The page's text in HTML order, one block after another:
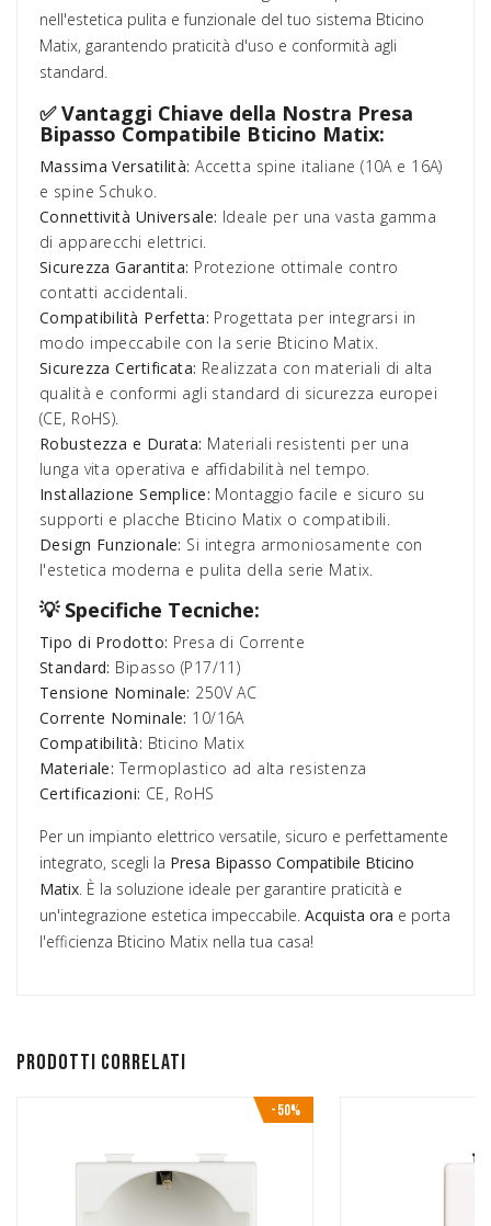
nell'estetica pulita e funzionale del tuo sistema Bticino
Matix, garantendo praticità d'uso e conformità agli
standard.
✅ Vantaggi Chiave della Nostra Presa
Bipasso Compatibile Bticino Matix:
Massima Versatilità: Accetta spine italiane (10A e 16A)
e spine Schuko.
Connettività Universale: Ideale per una vasta gamma
di apparecchi elettrici.
Sicurezza Garantita: Protezione ottimale contro
contatti accidentali.
Compatibilità Perfetta: Progettata per integrarsi in
modo impeccabile con la serie Bticino Matix.
Sicurezza Certificata: Realizzata con materiali di alta
qualità e conformi agli standard di sicurezza europei
(CE, RoHS).
Robustezza e Durata: Materiali resistenti per una
lunga vita operativa e affidabilità nel tempo.
Installazione Semplice: Montaggio facile e sicuro su
supporti e placche Bticino Matix o compatibili.
Design Funzionale: Si integra armoniosamente con
l'estetica moderna e pulita della serie Matix.
💡 Specifiche Tecniche:
Tipo di Prodotto: Presa di Corrente
Standard: Bipasso (P17/11)
Tensione Nominale: 250V AC
Corrente Nominale: 10/16A
Compatibilità: Bticino Matix
Materiale: Termoplastico ad alta resistenza
Certificazioni: CE, RoHS
Per un impianto elettrico versatile, sicuro e perfettamente
integrato, scegli la Presa Bipasso Compatibile Bticino
Matix. È la soluzione ideale per garantire praticità e
un'integrazione estetica impeccabile. Acquista ora e porta
l'efficienza Bticino Matix nella tua casa!
Prodotti correlati
-50%